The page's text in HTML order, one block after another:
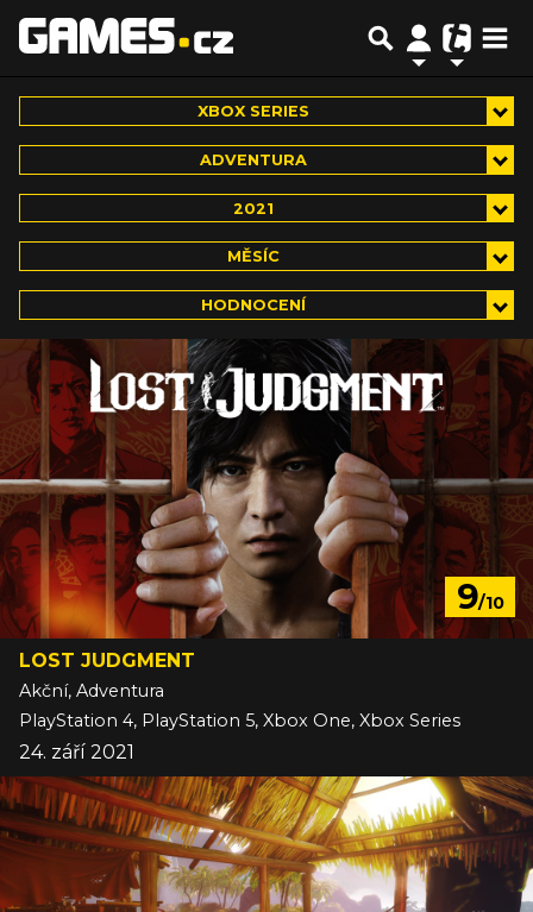
XBOX SERIES
ADVENTURA
2021
MĚSÍC
HODNOCENÍ
9/10
LOST JUDGMENT
Akční, Adventura
PlayStation 4, PlayStation 5, Xbox One, Xbox Series
24. září 2021